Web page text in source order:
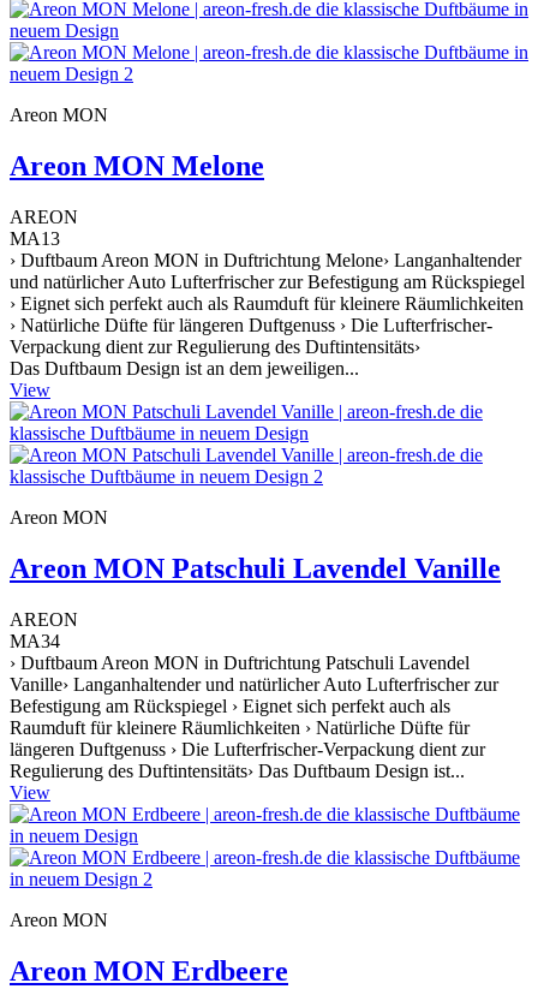
Areon MON
Areon MON Melone
AREON
MA13
› Duftbaum Areon MON in Duftrichtung Melone› Langanhaltender
und natürlicher Auto Lufterfrischer zur Befestigung am Rückspiegel
› Eignet sich perfekt auch als Raumduft für kleinere Räumlichkeiten
› Natürliche Düfte für längeren Duftgenuss › Die Lufterfrischer-
Verpackung dient zur Regulierung des Duftintensitäts›
Das Duftbaum Design ist an dem jeweiligen...
View
Areon MON
Areon MON Patschuli Lavendel Vanille
AREON
MA34
› Duftbaum Areon MON in Duftrichtung Patschuli Lavendel
Vanille› Langanhaltender und natürlicher Auto Lufterfrischer zur
Befestigung am Rückspiegel › Eignet sich perfekt auch als
Raumduft für kleinere Räumlichkeiten › Natürliche Düfte für
längeren Duftgenuss › Die Lufterfrischer-Verpackung dient zur
Regulierung des Duftintensitäts› Das Duftbaum Design ist...
View
Areon MON
Areon MON Erdbeere